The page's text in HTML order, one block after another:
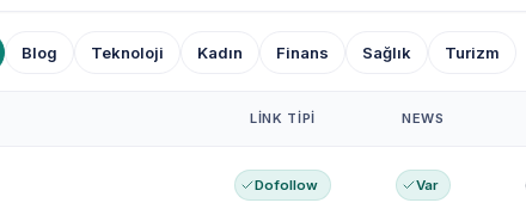
Blog Teknoloji Kadın Finans Sağlık Turizm
LINK TIPI NEWS
Dofollow Var